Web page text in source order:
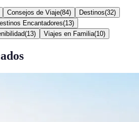
Consejos de Viaje(84) Destinos(32)
Encantadores(13)
(13) Viajes en Familia(10)